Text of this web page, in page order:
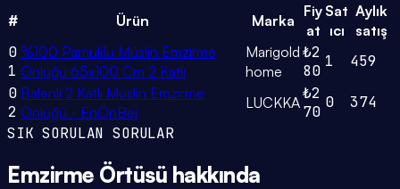
# Ürün Marka
Fiy
at
Sat
ıcı
Aylık
satış
0
1
%100 Pamuklu Müslin Emzirme
Önlüğü 65x100 Cm 2 Katlı
Marigold
home
₺2
80
1
459
0
2
Balenli 2 Katlı Müslin Emzirme
Önlüğü - EnÖnBej
LUCKKA₺2
70
0
374
SIK SORULAN SORULAR
Emzirme Örtüsü hakkında